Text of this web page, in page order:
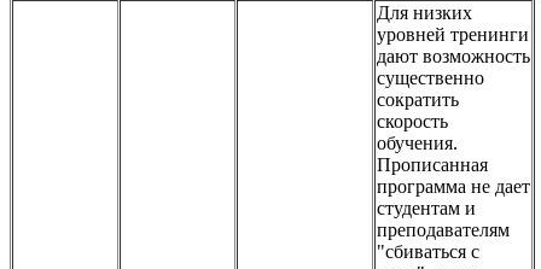
Для низких
уровней тренинги
дают возможность
существенно
сократить
скорость
обучения.
Прописанная
программа не дает
студентам и
преподавателям
"сбиваться с